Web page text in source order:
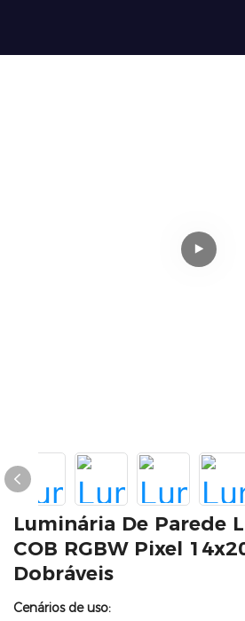
Luminária De Parede
COB RGBW Pixel
Dobráveis
Cenários de uso: